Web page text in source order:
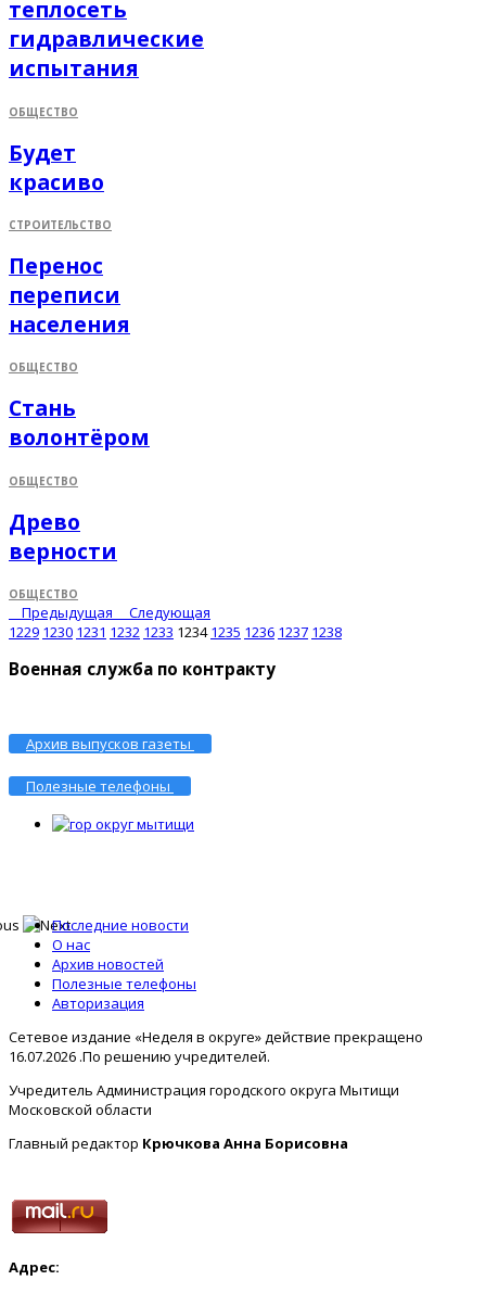
теплосеть
гидравлические
испытания
ОБЩЕСТВО
Будет
красиво
СТРОИТЕЛЬСТВО
Перенос
переписи
населения
ОБЩЕСТВО
Стань
волонтёром
ОБЩЕСТВО
Древо
верности
ОБЩЕСТВО
Предыдущая
Следующая
1229 1230 1231 1232 1233 1234 1235 1236 1237 1238
Военная служба по контракту
Архив выпусков газеты
Полезные телефоны
Последние новости
О нас
Архив новостей
Полезные телефоны
Авторизация
Сетевое издание «Неделя в округе» действие прекращено
16.07.2026 .По решению учредителей.
Учредитель Администрация городского округа Мытищи
Московской области
Главный редактор Крючкова Анна Борисовна
Адрес: